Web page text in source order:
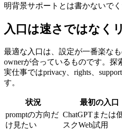
明背景サポートとは書かないでく
入口は速さではなく
最適な入口は、設定が一番楽な
ownerが合っているものです。探
実仕事ではprivacy、rights、
す。
状況 最初の入口
promptの方向だ
け見たい
ChatGPTまたは
スクWeb試用